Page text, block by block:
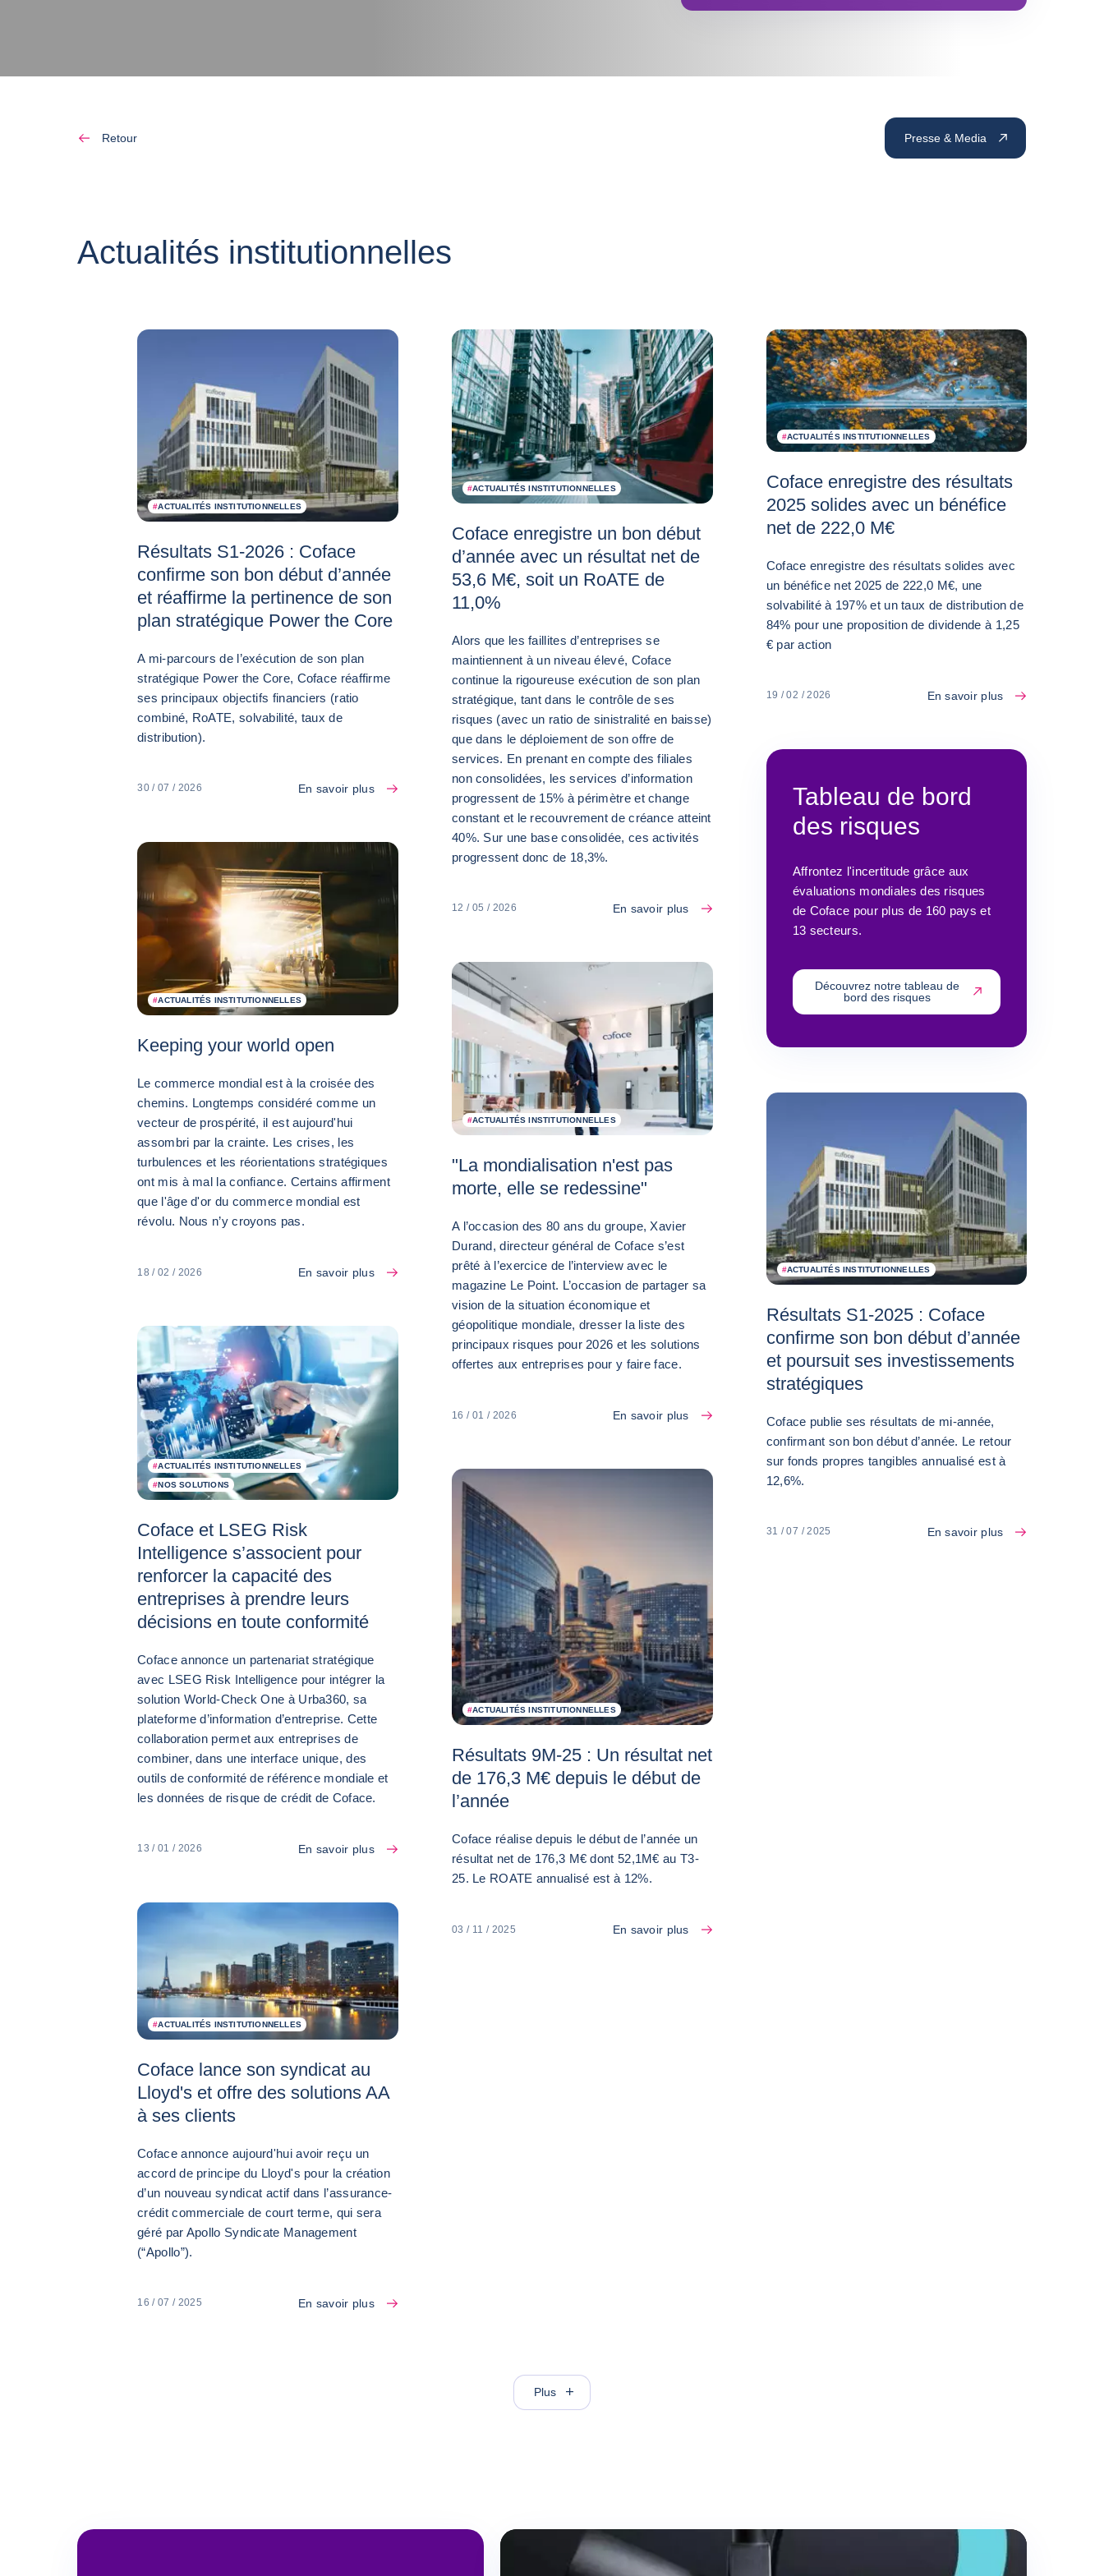
Presse & Media
Retour
Actualités institutionnelles
#ACTUALITÉS INSTITUTIONNELLES
Résultats S1-2026 : Coface
confirme son bon début d’année
et réaffirme la pertinence de son
plan stratégique Power the Core
A mi-parcours de l’exécution de son plan
stratégique Power the Core, Coface réaffirme
ses principaux objectifs financiers (ratio
combiné, RoATE, solvabilité, taux de
distribution).
30 / 07 / 2026 En savoir plus
#ACTUALITÉS INSTITUTIONNELLES
Coface enregistre un bon début
d’année avec un résultat net de
53,6 M€, soit un RoATE de
11,0%
Alors que les faillites d’entreprises se
maintiennent à un niveau élevé, Coface
continue la rigoureuse exécution de son plan
stratégique, tant dans le contrôle de ses
risques (avec un ratio de sinistralité en baisse)
que dans le déploiement de son offre de
services. En prenant en compte des filiales
non consolidées, les services d’information
progressent de 15% à périmètre et change
constant et le recouvrement de créance atteint
40%. Sur une base consolidée, ces activités
progressent donc de 18,3%.
12 / 05 / 2026 En savoir plus
#ACTUALITÉS INSTITUTIONNELLES
Coface enregistre des résultats
2025 solides avec un bénéfice
net de 222,0 M€
Coface enregistre des résultats solides avec
un bénéfice net 2025 de 222,0 M€, une
solvabilité à 197% et un taux de distribution de
84% pour une proposition de dividende à 1,25
€ par action
19 / 02 / 2026 En savoir plus
#ACTUALITÉS INSTITUTIONNELLES
Keeping your world open
Le commerce mondial est à la croisée des
chemins. Longtemps considéré comme un
vecteur de prospérité, il est aujourd'hui
assombri par la crainte. Les crises, les
turbulences et les réorientations stratégiques
ont mis à mal la confiance. Certains affirment
que l'âge d'or du commerce mondial est
révolu. Nous n’y croyons pas.
18 / 02 / 2026 En savoir plus
#ACTUALITÉS INSTITUTIONNELLES
"La mondialisation n'est pas
morte, elle se redessine"
A l’occasion des 80 ans du groupe, Xavier
Durand, directeur général de Coface s’est
prêté à l’exercice de l’interview avec le
magazine Le Point. L’occasion de partager sa
vision de la situation économique et
géopolitique mondiale, dresser la liste des
principaux risques pour 2026 et les solutions
offertes aux entreprises pour y faire face.
16 / 01 / 2026 En savoir plus
Tableau de bord
des risques
Affrontez l'incertitude grâce aux
évaluations mondiales des risques
de Coface pour plus de 160 pays et
13 secteurs.
Découvrez notre tableau de
bord des risques
#ACTUALITÉS INSTITUTIONNELLES
#NOS SOLUTIONS
Coface et LSEG Risk
Intelligence s’associent pour
renforcer la capacité des
entreprises à prendre leurs
décisions en toute conformité
Coface annonce un partenariat stratégique
avec LSEG Risk Intelligence pour intégrer la
solution World-Check One à Urba360, sa
plateforme d’information d’entreprise. Cette
collaboration permet aux entreprises de
combiner, dans une interface unique, des
outils de conformité de référence mondiale et
les données de risque de crédit de Coface.
13 / 01 / 2026 En savoir plus
#ACTUALITÉS INSTITUTIONNELLES
Résultats 9M-25 : Un résultat net
de 176,3 M€ depuis le début de
l’année
Coface réalise depuis le début de l’année un
résultat net de 176,3 M€ dont 52,1M€ au T3-
25. Le ROATE annualisé est à 12%.
03 / 11 / 2025 En savoir plus
#ACTUALITÉS INSTITUTIONNELLES
Résultats S1-2025 : Coface
confirme son bon début d’année
et poursuit ses investissements
stratégiques
Coface publie ses résultats de mi-année,
confirmant son bon début d’année. Le retour
sur fonds propres tangibles annualisé est à
12,6%.
31 / 07 / 2025 En savoir plus
#ACTUALITÉS INSTITUTIONNELLES
Coface lance son syndicat au
Lloyd's et offre des solutions AA
à ses clients
Coface annonce aujourd'hui avoir reçu un
accord de principe du Lloyd's pour la création
d’un nouveau syndicat actif dans l’assurance-
crédit commerciale de court terme, qui sera
géré par Apollo Syndicate Management
(“Apollo”).
16 / 07 / 2025 En savoir plus
Plus